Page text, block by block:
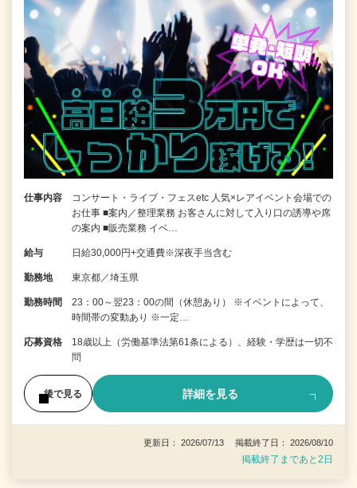
仕事内容
コンサート・ライブ・フェスetc 人気×レアイベント会場での
お仕事 ■案内／整理業務 お客さんに対して入り口の誘導や席
の案内 ■販売業務 イベ…
給与 日給30,000円+交通費※深夜手当含む
勤務地 東京都／埼玉県
勤務時間
23：00～翌23：00の間（休憩あり） ※イベントによって、
時間帯の変動あり ※一定…
応募資格
18歳以上（労働基準法第61条による）、経験・学歴は一切不
問
後で見る 詳細を見る
更新日： 2026/07/13 掲載終了日： 2026/08/10
掲載終了まであと2日